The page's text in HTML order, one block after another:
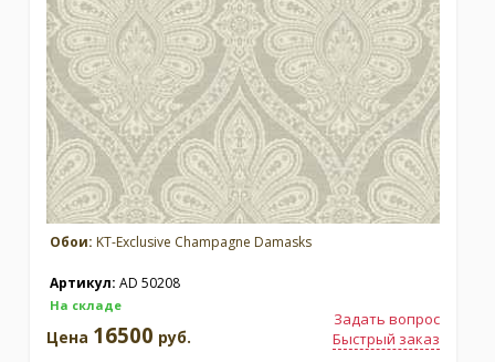
Обои: KT-Exclusive Champagne Damasks
Артикул: AD 50208
На складе
Задать вопрос
Быстрый заказ
Цена 16500 руб.